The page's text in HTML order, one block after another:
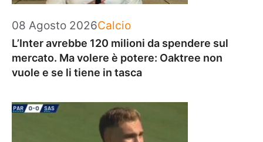
08 Agosto 2026Categorie
Calcio
L’Inter avrebbe 120 milioni da spendere sul
mercato. Ma volere è potere: Oaktree non
vuole e se li tiene in tasca